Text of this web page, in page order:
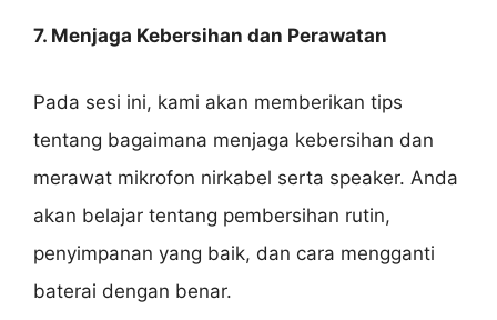
7. Menjaga Kebersihan dan Perawatan
Pada sesi ini, kami akan memberikan tips
tentang bagaimana menjaga kebersihan dan
merawat mikrofon nirkabel serta speaker. Anda
akan belajar tentang pembersihan rutin,
penyimpanan yang baik, dan cara mengganti
baterai dengan benar.